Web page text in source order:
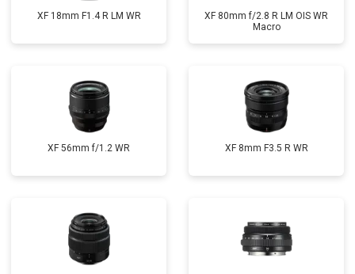
XF 18mm F1.4 R LM WR
XF 80mm f/2.8 R LM OIS WR
Macro
XF 56mm f/1.2 WR XF 8mm F3.5 R WR